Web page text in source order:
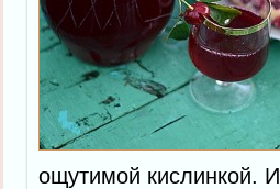
ощутимой кислинкой.